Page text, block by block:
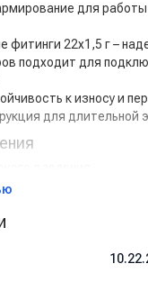
для
фитинги 22х1,5 г –
подходит для
к износу и
для длительной
строительное